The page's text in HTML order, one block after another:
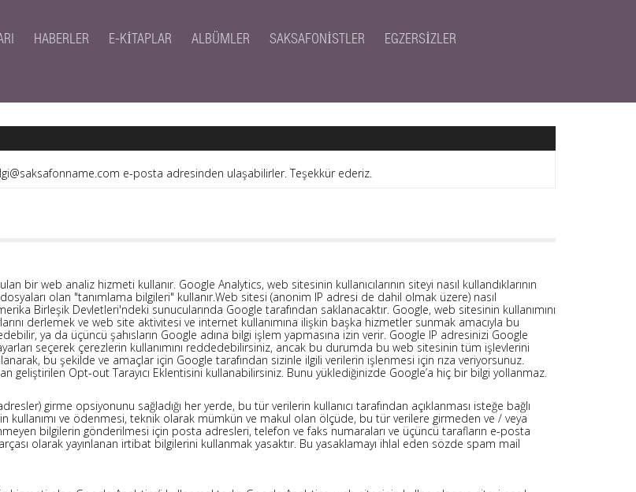
HABERLER E-KITAPLAR ALBÜMLER SAKSAFONISTLER EGZERSIZLER
e-posta adresinden ulaşabilirler. Teşekkür ederiz.
bir web analiz hizmeti kullanır. Google Analytics, web sitesinin kullanıcılarının siteyi nasıl kullandıklarının
olan "tanımlama bilgileri" kullanır.Web sitesi (anonim IP adresi de dahil olmak üzere) nasıl
Birleşik Devletleri'ndeki sunucularında Google tarafından saklanacaktır. Google, web sitesinin kullanımını
derlemek ve web site aktivitesi ve internet kullanımına ilişkin başka hizmetler sunmak amacıyla bu
ya da üçüncü şahısların Google adına bilgi işlem yapmasına izin verir. Google IP adresinizi Google
seçerek çerezlerin kullanımını reddedebilirsiniz, ancak bu durumda bu web sitesinin tüm işlevlerini
bu şekilde ve amaçlar için Google tarafından sizinle ilgili verilerin işlenmesi için rıza veriyorsunuz.
Opt-out Tarayıcı Eklentisini kullanabilirsiniz. Bunu yüklediğinizde Google’a hiç bir bilgi yollanmaz.
girme opsiyonunu sağladığı her yerde, bu tür verilerin kullanıcı tarafından açıklanması isteğe bağlı
kullanımı ve ödenmesi, teknik olarak mümkün ve makul olan ölçüde, bu tür verilere girmeden ve / veya
bilgilerin gönderilmesi için posta adresleri, telefon ve faks numaraları ve üçüncü tarafların e-posta
olarak yayınlanan irtibat bilgilerini kullanmak yasaktır. Bu yasaklamayı ihlal eden sözde spam mail